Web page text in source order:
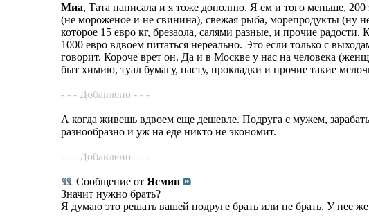
Миа, Тата написала и я тоже дополню. Я ем и того меньше,
(не мороженое и не свинина), свежая рыба, морепродукты (ну
которое 15 евро кг, брезаола, салями разные, и прочие
1000 евро вдвоем питаться нереально. Это если только с
говорит. Короче врет он. Да и в Москве у нас на человека
быт химию, туал бумагу, пасту, прокладки и прочие такие
- - - Добавлено - - -
А когда живешь вдвоем еще дешевле. Подруга с мужем,
разнообразно и уж на еде никто не экономит.
- - - Добавлено - - -
Сообщение от Ясмин
Значит нужно брать?
Я думаю это решать вашей подруге брать или не брать. У нее